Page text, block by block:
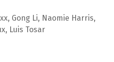
Gong Li, Naomie Harris,
Luis Tosar